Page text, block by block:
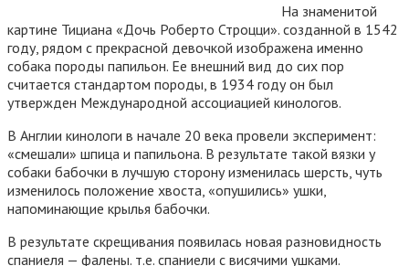
На знаменитой
картине Тициана «Дочь Роберто Строцци». созданной в 1542
году, рядом с прекрасной девочкой изображена именно
собака породы папильон. Ее внешний вид до сих пор
считается стандартом породы, в 1934 году он был
утвержден Международной ассоциацией кинологов.
В Англии кинологи в начале 20 века провели эксперимент:
«смешали» шпица и папильона. В результате такой вязки у
собаки бабочки в лучшую сторону изменилась шерсть, чуть
изменилось положение хвоста, «опушились» ушки,
напоминающие крылья бабочки.
В результате скрещивания появилась новая разновидность
спаниеля — фалены. т.е. спаниели с висячими ушками.